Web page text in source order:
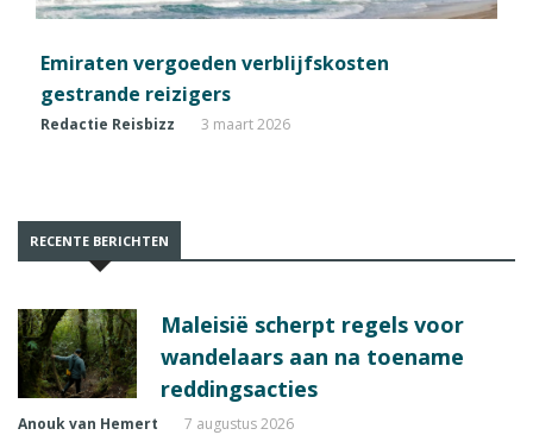
Emiraten vergoeden verblijfskosten
gestrande reizigers
Redactie Reisbizz 3 maart 2026
RECENTE BERICHTEN
Maleisië scherpt regels voor
wandelaars aan na toename
reddingsacties
Anouk van Hemert 7 augustus 2026